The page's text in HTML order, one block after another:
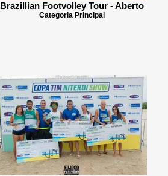
Brazillian Footvolley Tour - Aberto
Categoria Principal